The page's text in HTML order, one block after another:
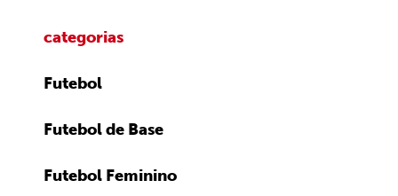
categorias
Futebol
Futebol de Base
Futebol Feminino